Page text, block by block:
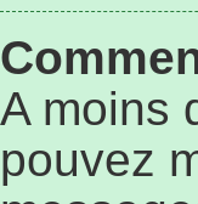
A moins
pouvez